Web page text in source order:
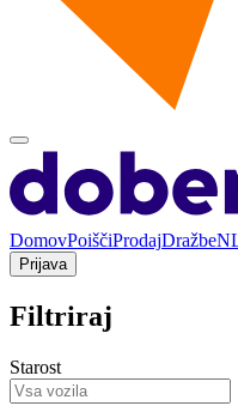
DomovPoiščiProdajDražbe
Prijava
Filtriraj
Starost